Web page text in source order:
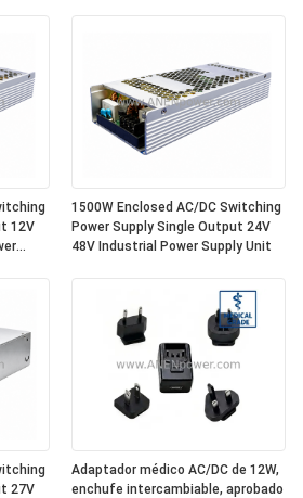
12V
1500W Enclosed AC/DC Switching
Power Supply Single Output 24V
48V Industrial Power Supply Unit
27V
Adaptador médico AC/DC de 12W,
enchufe intercambiable, aprobado